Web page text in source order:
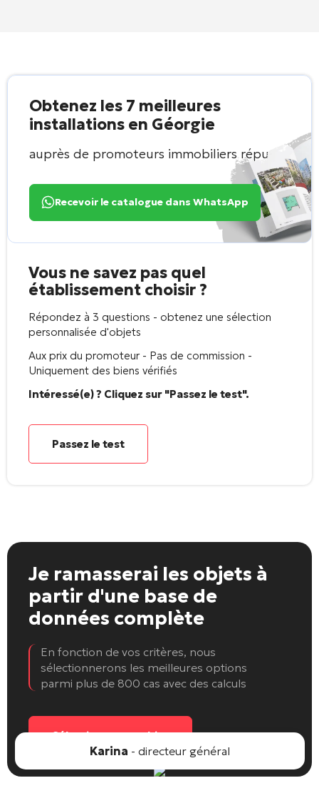
Obtenez les 7 meilleures
installations en Géorgie
auprès de promoteurs immobiliers réputés
Recevoir le catalogue dans WhatsApp
Vous ne savez pas quel
établissement choisir ?
Répondez à 3 questions - obtenez une sélection
personnalisée d'objets
Aux prix du promoteur - Pas de commission -
Uniquement des biens vérifiés
Intéressé(e) ? Cliquez sur "Passez le test".
Passez le test
Je ramasserai les objets à
partir d'une base de
données complète
En fonction de vos critères, nous
sélectionnerons les meilleures options
parmi plus de 800 cas avec des calculs
Sélectionnez un objet
Karina - directeur général